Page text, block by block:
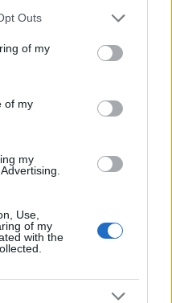
uses one or more Google
You may click to
its third-party tags to
purposes in below Google
Outs
of my
of my
my
Use,
of my
with the
την 11
Ολυμπιακός -
ΑΕΚ - Άρης